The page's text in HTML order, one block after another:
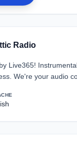
Radio
Live365!
We're your audio